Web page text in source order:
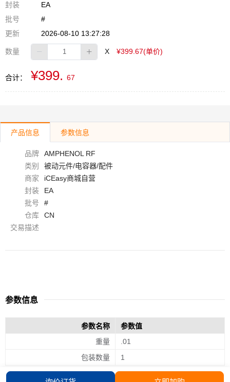
封装
EA
批号
#
更新
2026-08-10 13:27:28
数量 X ¥399.67(单价)
合计： ¥399. 67
产品信息 参数信息
品牌
AMPHENOL RF
类别
被动元件/电容器/配件
商家
iCEasy商城自营
封装
EA
批号
#
仓库
CN
交易描述
参数信息
参数名称
参数值
重量
.01
包装数量
1